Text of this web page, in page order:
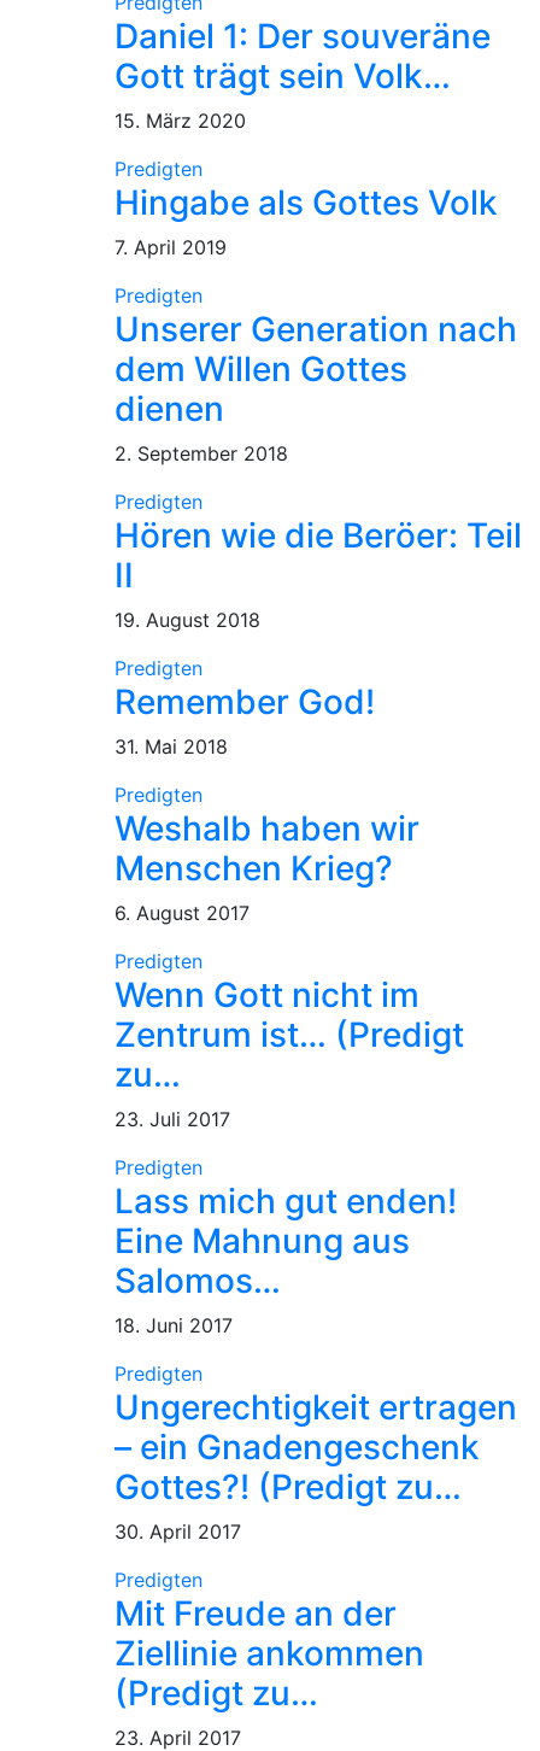
Daniel 1: Der souveräne
Gott trägt sein Volk…
15. März 2020
Predigten
Hingabe als Gottes Volk
7. April 2019
Predigten
Unserer Generation nach
dem Willen Gottes
dienen
2. September 2018
Predigten
Hören wie die Beröer: Teil
II
19. August 2018
Predigten
Remember God!
31. Mai 2018
Predigten
Weshalb haben wir
Menschen Krieg?
6. August 2017
Predigten
Wenn Gott nicht im
Zentrum ist… (Predigt
zu…
23. Juli 2017
Predigten
Lass mich gut enden!
Eine Mahnung aus
Salomos…
18. Juni 2017
Predigten
Ungerechtigkeit ertragen
– ein Gnadengeschenk
Gottes?! (Predigt zu…
30. April 2017
Predigten
Mit Freude an der
Ziellinie ankommen
(Predigt zu…
23. April 2017